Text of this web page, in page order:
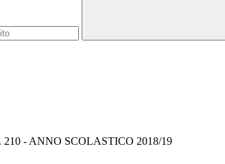
- ANNO SCOLASTICO 2018/19